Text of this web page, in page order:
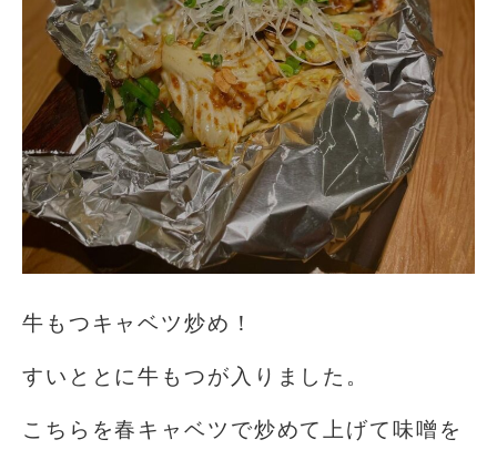
牛もつキャベツ炒め！
すいととに牛もつが入りました。
こちらを春キャベツで炒めて上げて味噌を